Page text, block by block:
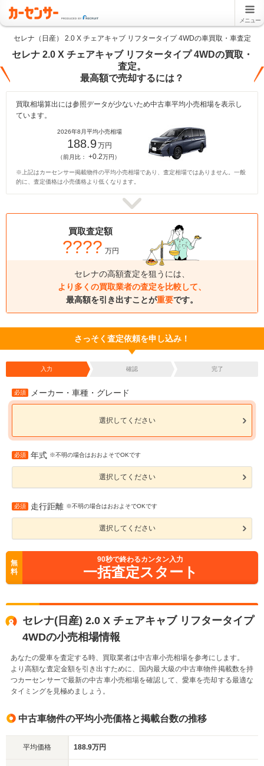
メニュー
セレナ（日産） 2.0 X チェアキャブ リフタータイプ 4WDの車買取・車査定
セレナ 2.0 X チェアキャブ リフタータイプ 4WDの買取・
査定。
最高額で売却するには？
買取相場算出には参照データが少ないため中古車平均小売相場を表示し
ています。
2026年8月平均小売相場
188.9万円
（前月比： +0.2万円）
※上記はカーセンサー掲載物件の平均小売相場であり、査定相場ではありません。一般
的に、査定価格は小売価格より低くなります。
買取査定額
???? 万円
セレナの高額査定を狙うには、
より多くの買取業者の査定を比較して、
最高額を引き出すことが重要です。
さっそく査定依頼を申し込み！
入力 確認 完了
必須 メーカー・車種・グレード
選択してください
必須 年式 ※不明の場合はおおよそでOKです
選択してください
必須 走行距離 ※不明の場合はおおよそでOKです
選択してください
無
料
90秒で終わるカンタン入力
一括査定スタート
セレナ(日産) 2.0 X チェアキャブ リフタータイプ
4WDの小売相場情報
あなたの愛車を査定する時、買取業者は中古車小売相場を参考にします。
より高額な査定金額を引き出すために、国内最大級の中古車物件掲載数を持
つカーセンサーで最新の中古車小売相場を確認して、愛車を売却する最適な
タイミングを見極めましょう。
中古車物件の平均小売価格と掲載台数の推移
平均価格 188.9万円